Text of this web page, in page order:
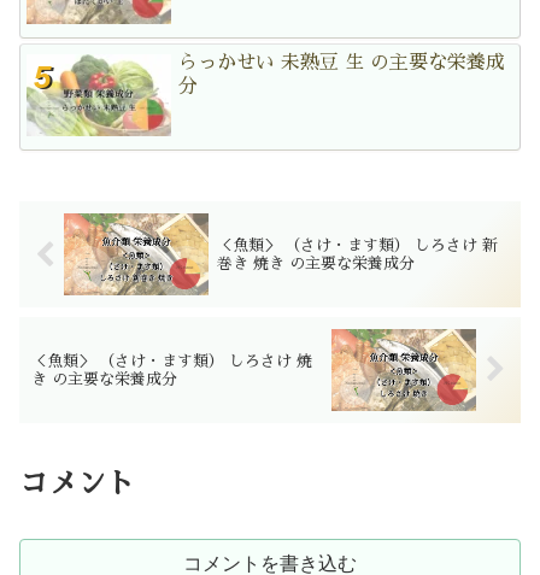
らっかせい 未熟豆 生 の主要な栄養成
分
＜魚類＞ （さけ・ます類） しろさけ 新
巻き 焼き の主要な栄養成分
＜魚類＞ （さけ・ます類） しろさけ 焼
き の主要な栄養成分
コメント
コメントを書き込む